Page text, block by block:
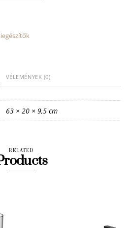
VÉLEMÉNYEK (0)
63 × 20 × 9,5 cm
RELATED